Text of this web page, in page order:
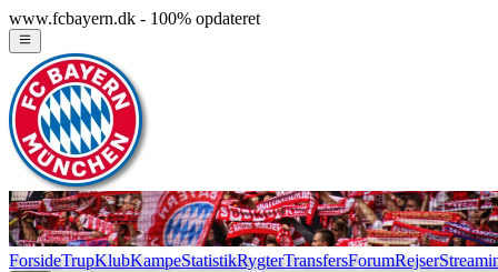
www.fcbayern.dk - 100% opdateret
ForsideTrupKlubKampeStatistikRygterTransfersForumRejser